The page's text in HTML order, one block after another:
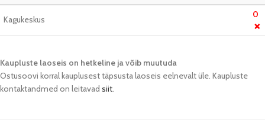
Kagukeskus 0
❌
Kaupluste laoseis on hetkeline ja võib muutuda​
Ostusoovi korral kauplusest täpsusta laoseis eelnevalt üle. Kaupluste
kontaktandmed on leitavad siit.